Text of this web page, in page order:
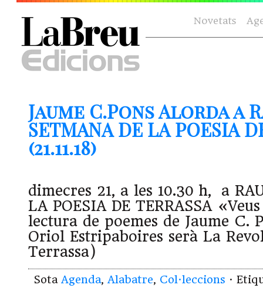
Novetats
Jaume C.Pons Alorda a
SETMANA DE LA POESIA
(21.11.18)
dimecres 21, a les 10.30 h, a
LA POESIA DE TERRASSA
lectura de poemes de Jaume C.
Oriol Estripaboires serà La
Terrassa)
Sota Agenda, Alabatre, Col·leccions ·